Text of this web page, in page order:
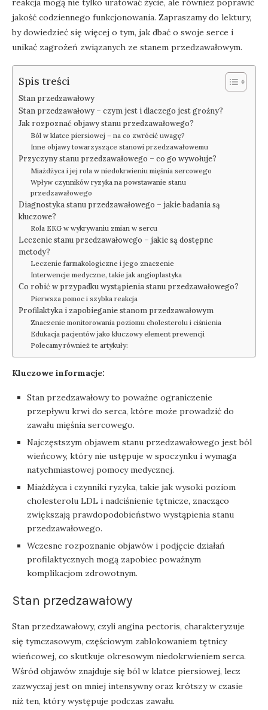
reakcja mogą nie tylko uratować życie, ale również poprawić
jakość codziennego funkcjonowania. Zapraszamy do lektury,
by dowiedzieć się więcej o tym, jak dbać o swoje serce i
unikać zagrożeń związanych ze stanem przedzawałowym.
Spis treści
Stan przedzawałowy
Stan przedzawałowy – czym jest i dlaczego jest groźny?
Jak rozpoznać objawy stanu przedzawałowego?
Ból w klatce piersiowej – na co zwrócić uwagę?
Inne objawy towarzyszące stanowi przedzawałowemu
Przyczyny stanu przedzawałowego – co go wywołuje?
Miażdżyca i jej rola w niedokrwieniu mięśnia sercowego
Wpływ czynników ryzyka na powstawanie stanu
przedzawałowego
Diagnostyka stanu przedzawałowego – jakie badania są
kluczowe?
Rola EKG w wykrywaniu zmian w sercu
Leczenie stanu przedzawałowego – jakie są dostępne
metody?
Leczenie farmakologiczne i jego znaczenie
Interwencje medyczne, takie jak angioplastyka
Co robić w przypadku wystąpienia stanu przedzawałowego?
Pierwsza pomoc i szybka reakcja
Profilaktyka i zapobieganie stanom przedzawałowym
Znaczenie monitorowania poziomu cholesterolu i ciśnienia
Edukacja pacjentów jako kluczowy element prewencji
Polecamy również te artykuły:
Kluczowe informacje:
Stan przedzawałowy to poważne ograniczenie
przepływu krwi do serca, które może prowadzić do
zawału mięśnia sercowego.
Najczęstszym objawem stanu przedzawałowego jest ból
wieńcowy, który nie ustępuje w spoczynku i wymaga
natychmiastowej pomocy medycznej.
Miażdżyca i czynniki ryzyka, takie jak wysoki poziom
cholesterolu LDL i nadciśnienie tętnicze, znacząco
zwiększają prawdopodobieństwo wystąpienia stanu
przedzawałowego.
Wczesne rozpoznanie objawów i podjęcie działań
profilaktycznych mogą zapobiec poważnym
komplikacjom zdrowotnym.
Stan przedzawałowy
Stan przedzawałowy, czyli angina pectoris, charakteryzuje
się tymczasowym, częściowym zablokowaniem tętnicy
wieńcowej, co skutkuje okresowym niedokrwieniem serca.
Wśród objawów znajduje się ból w klatce piersiowej, lecz
zazwyczaj jest on mniej intensywny oraz krótszy w czasie
niż ten, który występuje podczas zawału.